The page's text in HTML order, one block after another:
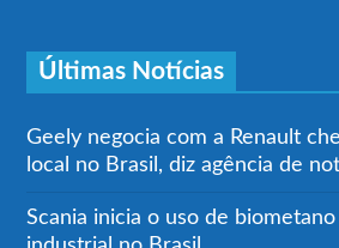
Últimas Notícias
Geely negocia com a Renault
local no Brasil, diz agência de
Scania inicia o uso de